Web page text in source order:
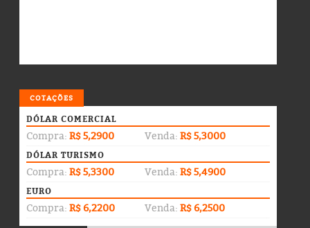
COTAÇÕES
DÓLAR COMERCIAL
Compra: R$ 5,2900 Venda: R$ 5,3000
DÓLAR TURISMO
Compra: R$ 5,3300 Venda: R$ 5,4900
EURO
Compra: R$ 6,2200 Venda: R$ 6,2500